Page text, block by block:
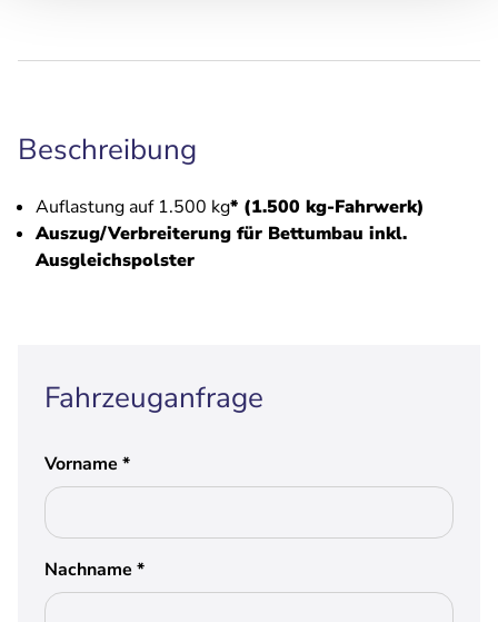
Beschreibung
Auflastung auf 1.500 kg* (1.500 kg-Fahrwerk)
Auszug/Verbreiterung für Bettumbau inkl.
Ausgleichspolster
Fahrzeuganfrage
Vorname *
Nachname *